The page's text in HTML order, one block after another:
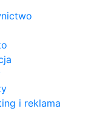
i reklama